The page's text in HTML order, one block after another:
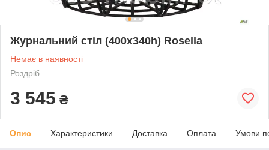
Журнальний стіл (400х340h) Rosella
Немає в наявності
Роздріб
3 545 ₴
Опис Характеристики Доставка Оплата Умови